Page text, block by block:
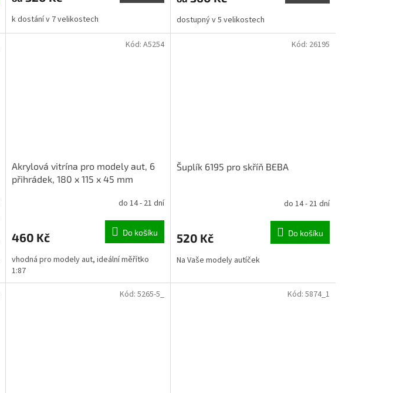
k dostání v 7 velikostech dostupný v 5 velikostech
Akrylová vitrína pro modely aut, 6
přihrádek, 180 x 115 x 45 mm
do 14 - 21 dní
460 Kč Do košíku
vhodná pro modely aut, ideální měřítko
1:87
Kód: A5254
Šuplík 6195 pro skříň BEBA
do 14 - 21 dní
520 Kč Do košíku
Na Vaše modely autíček
Kód: 26195
Kód: 5265-5_ Kód: 5874_1